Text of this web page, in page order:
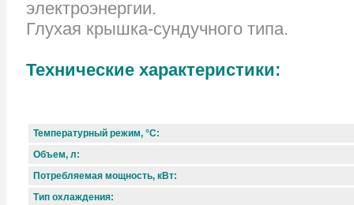
электроэнергии.
Глухая крышка-сундучного типа.
Технические характеристики:
Температурный режим, °C:
Объем, л:
Потребляемая мощность, кВт:
Тип охлаждения: